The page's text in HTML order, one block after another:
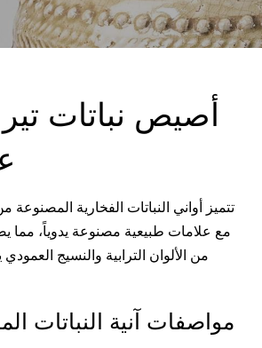
أصيص نباتات
تتميز أواني النباتات الفخارية المصنوعة
مع علامات طبيعية مصنوعة يدوياً، مما
من الألوان الترابية والنسيج
مواصفات آنية النباتات